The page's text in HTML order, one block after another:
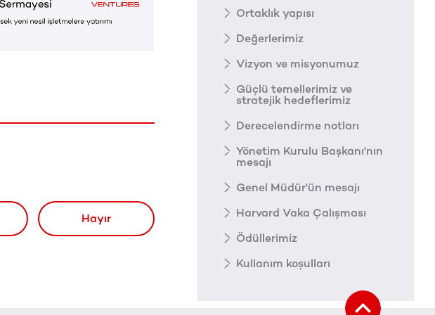
Hayır
Ortaklık yapısı
Değerlerimiz
Vizyon ve misyonumuz
Güçlü temellerimiz ve
stratejik hedeflerimiz
Derecelendirme notları
Yönetim Kurulu Başkanı'nın
mesajı
Genel Müdür'ün mesajı
Harvard Vaka Çalışması
Ödüllerimiz
Kullanım koşulları